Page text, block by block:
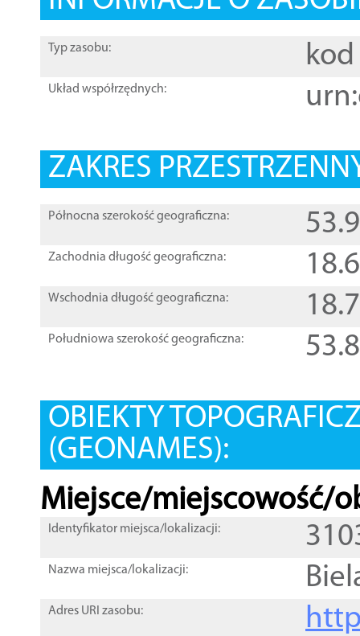
Typ zasobu: kod
Układ współrzędnych:
ZAKRES
Północna szerokość geograficzna:
Zachodnia długość geograficzna:
Wschodnia długość geograficzna:
Południowa szerokość geograficzna:
OBIEKTY
(GEONAMES):
Miejsce/miejscowość/
Identyfikator miejsca/lokalizacji:
Nazwa miejsca/lokalizacji:
Adres URI zasobu: